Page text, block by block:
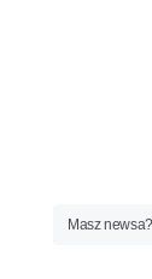
Masz newsa?